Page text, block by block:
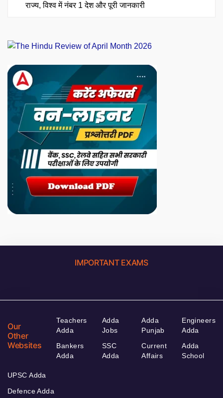
राज्य, विश्व में नंबर 1 देश और पूरी जानकारी
IMPORTANT EXAMS
Our
Other
Websites
Teachers
Adda
Bankers
Adda
Adda
Jobs
SSC
Adda
Adda
Punjab
Current
Affairs
Engineers
Adda
Adda
School
UPSC Adda
Defence Adda